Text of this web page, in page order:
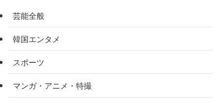
芸能全般
韓国エンタメ
スポーツ
マンガ・アニメ・特撮